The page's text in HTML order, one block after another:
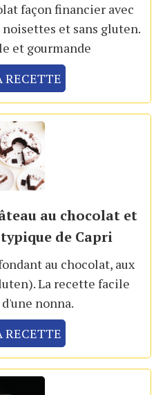
façon financier avec
noisettes et sans gluten.
et gourmande
RECETTE
au chocolat et
de Capri
au chocolat, aux
La recette facile
nonna.
RECETTE